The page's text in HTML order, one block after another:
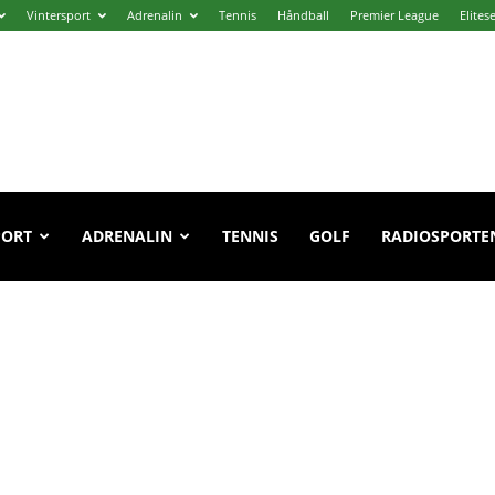
Vintersport Adrenalin Tennis Håndball Premier League
ADRENALIN TENNIS GOLF